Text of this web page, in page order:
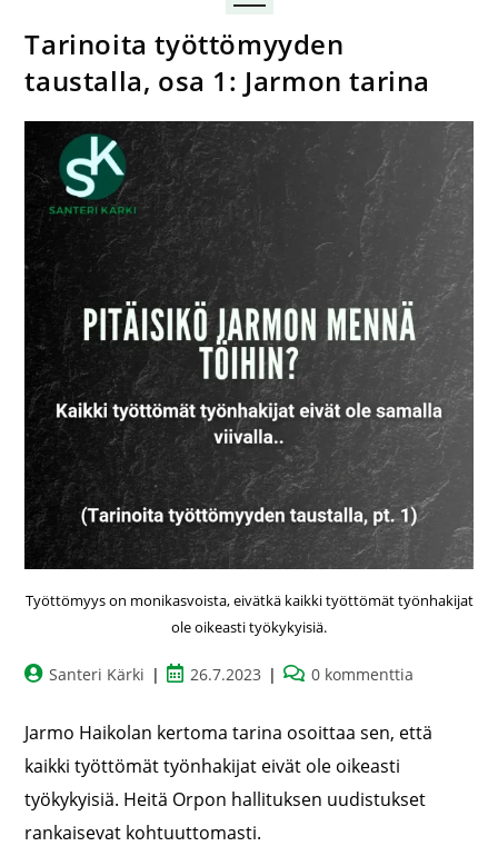
Tarinoita työttömyyden
taustalla, osa 1: Jarmon tarina
Työttömyys on monikasvoista, eivätkä kaikki työttömät työnhakijat
ole oikeasti työkykyisiä.
Santeri Kärki 26.7.2023 0 kommenttia
Jarmo Haikolan kertoma tarina osoittaa sen, että
kaikki työttömät työnhakijat eivät ole oikeasti
työkykyisiä. Heitä Orpon hallituksen uudistukset
rankaisevat kohtuuttomasti.